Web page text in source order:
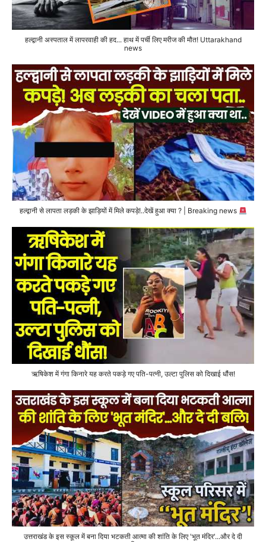
हल्द्वानी अस्पताल में लापरवाही की हद... हाथ में पर्ची लिए मरीज की मौत! Uttarakhand
news
हल्द्वानी से लापता लड़की के झाड़ियों में मिले कपड़े!..देखें हुआ क्या ? | Breaking news
ऋषिकेश में गंगा किनारे यह करते पकड़े गए पति-पत्नी, उल्टा पुलिस को दिखाई धौंस!
उत्तराखंड के इस स्कूल में बना दिया भटकती आत्मा की शांति के लिए 'भूत मंदिर'...और दे दी